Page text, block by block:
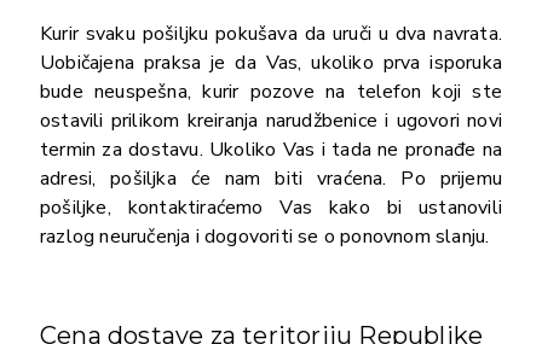
Kurir svaku pošiljku pokušava da uruči u dva navrata.
Uobičajena praksa je da Vas, ukoliko prva isporuka
bude neuspešna, kurir pozove na telefon koji ste
ostavili prilikom kreiranja narudžbenice i ugovori novi
termin za dostavu. Ukoliko Vas i tada ne pronađe na
adresi, pošiljka će nam biti vraćena. Po prijemu
pošiljke, kontaktiraćemo Vas kako bi ustanovili
razlog neuručenja i dogovoriti se o ponovnom slanju.
Cena dostave za teritoriju Republike